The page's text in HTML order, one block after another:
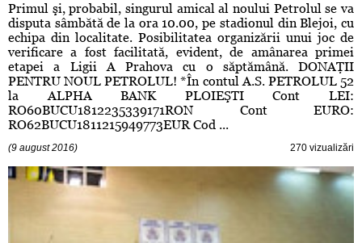
Primul şi, probabil, singurul amical al noului Petrolul se va
disputa sâmbătă de la ora 10.00, pe stadionul din Blejoi, cu
echipa din localitate. Posibilitatea organizării unui joc de
verificare a fost facilitată, evident, de amânarea primei
etapei a Ligii A Prahova cu o săptămână. DONAŢII
PENTRU NOUL PETROLUL! *În contul A.S. PETROLUL 52
la ALPHA BANK PLOIEŞTI Cont LEI:
RO60BUCU1812235339171RON Cont EURO:
RO62BUCU1811215949773EUR Cod ...
(9 august 2016) 270 vizualizări